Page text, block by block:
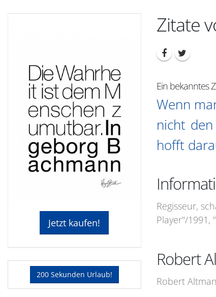
Jetzt kaufen!
200 Sekunden Urlaub!
Zitate
Ein bekanntes
Wenn
nicht
hofft
Regisseur,
Player"/1991,
Robert
Robert